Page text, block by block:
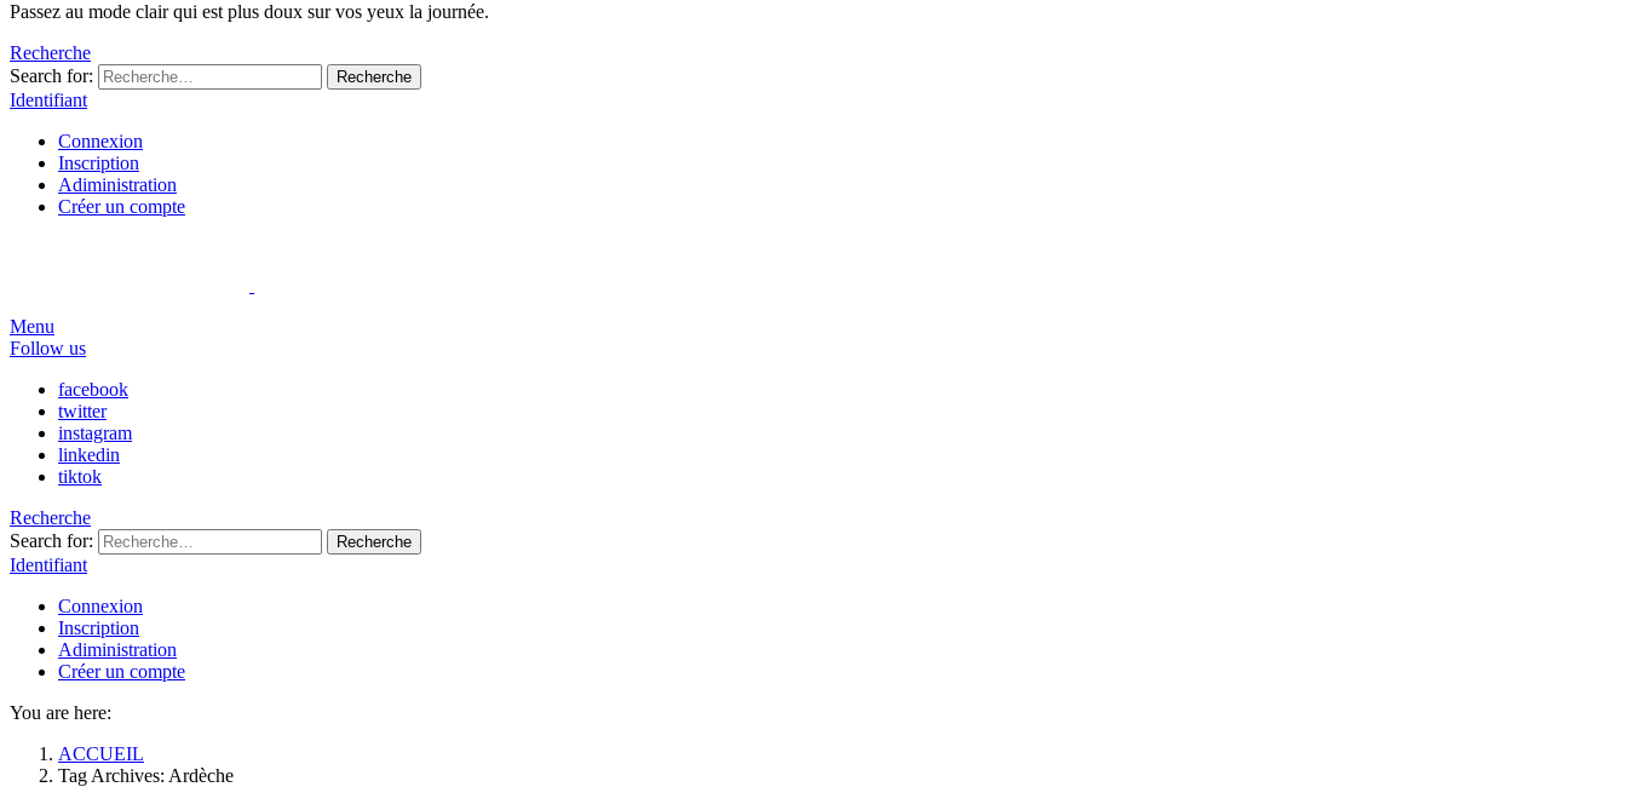
Passez au mode clair qui est plus doux sur vos yeux la journée.
Recherche
Search for:
Recherche
Identifiant
Connexion
Inscription
Adiministration
Créer un compte
Menu
Follow us
facebook
twitter
instagram
linkedin
tiktok
Recherche
Search for:
Recherche
Identifiant
Connexion
Inscription
Adiministration
Créer un compte
You are here:
ACCUEIL
Tag Archives: Ardèche